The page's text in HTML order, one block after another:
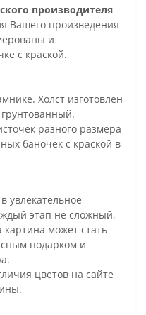
производителя
Вашего произведения
и
с краской.
Холст изготовлен
грунтованный.
разного размера
баночек с краской в
увлекательное
этап не сложный,
может стать
подарком и
цветов на сайте